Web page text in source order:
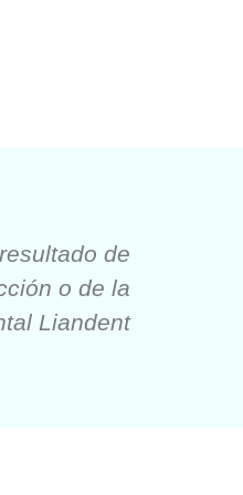
de
o de la
Liandent